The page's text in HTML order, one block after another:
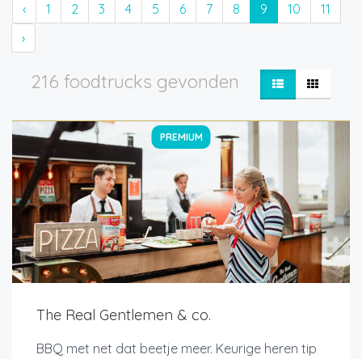
‹ 1 2 3 4 5 6 7 8 9 10
11
›
216 foodtrucks gevonden
PREMIUM
The Real Gentlemen & co.
BBQ met net dat beetje meer. Keurige heren tip